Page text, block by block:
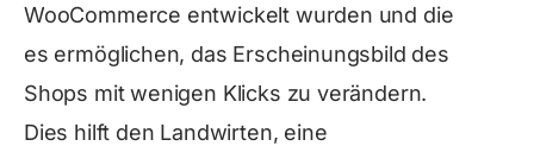
WooCommerce entwickelt wurden und die
es ermöglichen, das Erscheinungsbild des
Shops mit wenigen Klicks zu verändern.
Dies hilft den Landwirten, eine